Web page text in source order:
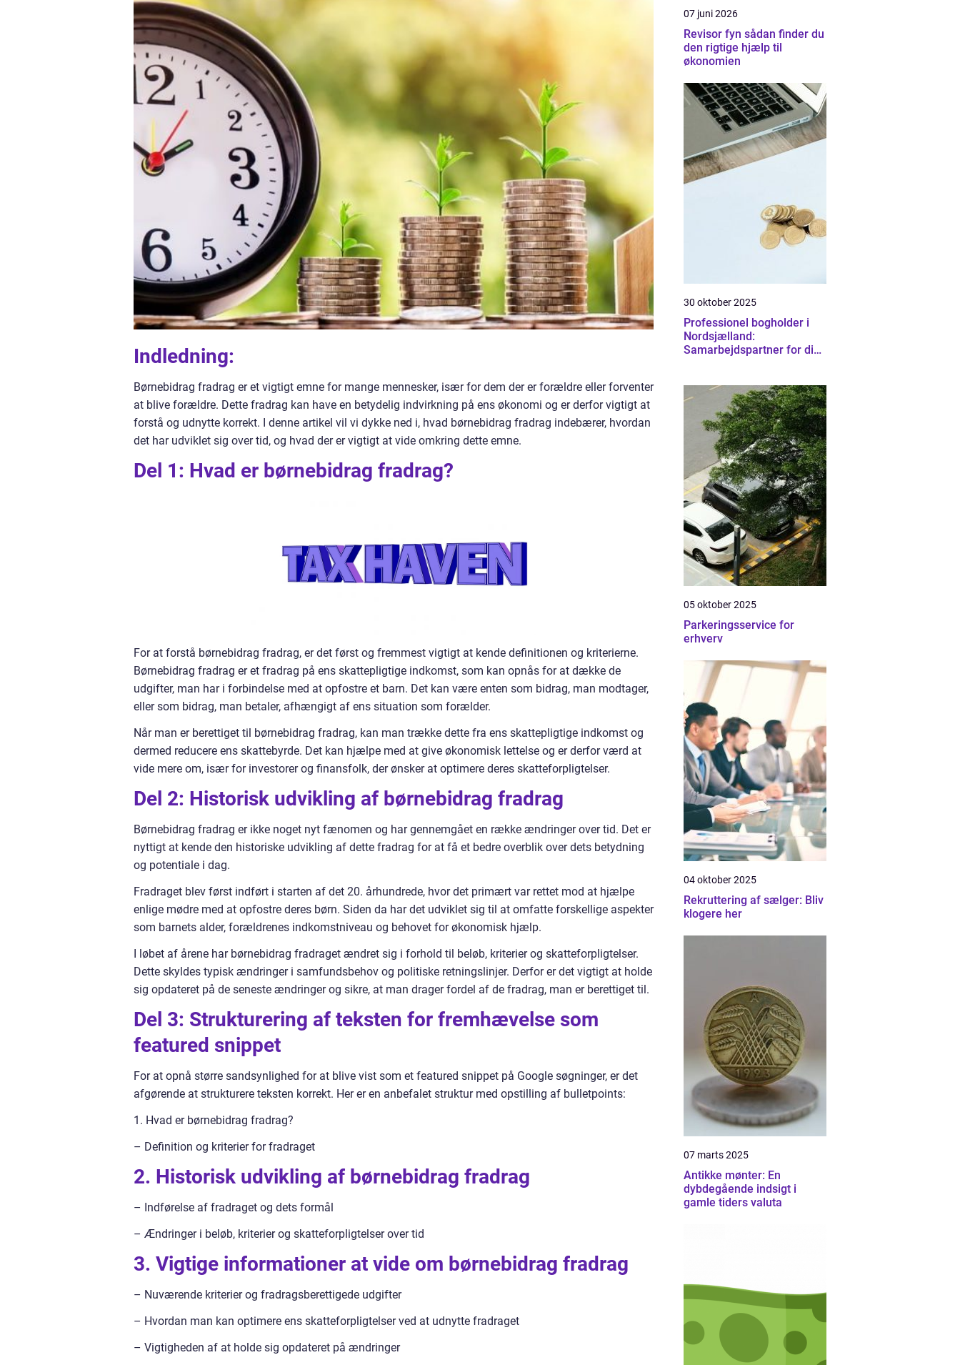
Indledning:
Børnebidrag fradrag er et vigtigt emne for mange mennesker, især for dem der er forældre eller forventer
at blive forældre. Dette fradrag kan have en betydelig indvirkning på ens økonomi og er derfor vigtigt at
forstå og udnytte korrekt. I denne artikel vil vi dykke ned i, hvad børnebidrag fradrag indebærer, hvordan
det har udviklet sig over tid, og hvad der er vigtigt at vide omkring dette emne.
Del 1: Hvad er børnebidrag fradrag?
For at forstå børnebidrag fradrag, er det først og fremmest vigtigt at kende definitionen og kriterierne.
Børnebidrag fradrag er et fradrag på ens skattepligtige indkomst, som kan opnås for at dække de
udgifter, man har i forbindelse med at opfostre et barn. Det kan være enten som bidrag, man modtager,
eller som bidrag, man betaler, afhængigt af ens situation som forælder.
Når man er berettiget til børnebidrag fradrag, kan man trække dette fra ens skattepligtige indkomst og
dermed reducere ens skattebyrde. Det kan hjælpe med at give økonomisk lettelse og er derfor værd at
vide mere om, især for investorer og finansfolk, der ønsker at optimere deres skatteforpligtelser.
Del 2: Historisk udvikling af børnebidrag fradrag
Børnebidrag fradrag er ikke noget nyt fænomen og har gennemgået en række ændringer over tid. Det er
nyttigt at kende den historiske udvikling af dette fradrag for at få et bedre overblik over dets betydning
og potentiale i dag.
Fradraget blev først indført i starten af det 20. århundrede, hvor det primært var rettet mod at hjælpe
enlige mødre med at opfostre deres børn. Siden da har det udviklet sig til at omfatte forskellige aspekter
som barnets alder, forældrenes indkomstniveau og behovet for økonomisk hjælp.
I løbet af årene har børnebidrag fradraget ændret sig i forhold til beløb, kriterier og skatteforpligtelser.
Dette skyldes typisk ændringer i samfundsbehov og politiske retningslinjer. Derfor er det vigtigt at holde
sig opdateret på de seneste ændringer og sikre, at man drager fordel af de fradrag, man er berettiget til.
Del 3: Strukturering af teksten for fremhævelse som
featured snippet
For at opnå større sandsynlighed for at blive vist som et featured snippet på Google søgninger, er det
afgørende at strukturere teksten korrekt. Her er en anbefalet struktur med opstilling af bulletpoints:
1. Hvad er børnebidrag fradrag?
– Definition og kriterier for fradraget
2. Historisk udvikling af børnebidrag fradrag
– Indførelse af fradraget og dets formål
– Ændringer i beløb, kriterier og skatteforpligtelser over tid
3. Vigtige informationer at vide om børnebidrag fradrag
– Nuværende kriterier og fradragsberettigede udgifter
– Hvordan man kan optimere ens skatteforpligtelser ved at udnytte fradraget
– Vigtigheden af at holde sig opdateret på ændringer
07 juni 2026
Revisor fyn sådan finder du
den rigtige hjælp til
økonomien
30 oktober 2025
Professionel bogholder i
Nordsjælland:
Samarbejdspartner for din
05 oktober 2025
Parkeringsservice for
erhverv
04 oktober 2025
Rekruttering af sælger: Bliv
klogere her
07 marts 2025
Antikke mønter: En
dybdegående indsigt i
gamle tiders valuta